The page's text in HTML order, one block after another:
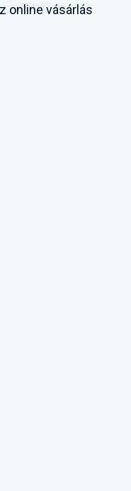
online vásárlás